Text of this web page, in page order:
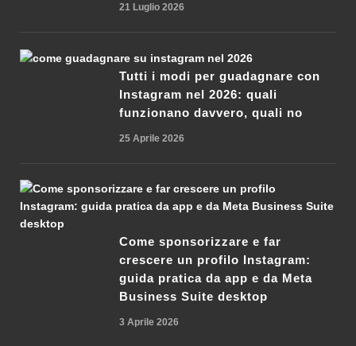
21 Luglio 2026
Tutti i modi per guadagnare con
Instagram nel 2026: quali
funzionano davvero, quali no
25 Aprile 2026
Come sponsorizzare e far
crescere un profilo Instagram:
guida pratica da app e da Meta
Business Suite desktop
3 Aprile 2026